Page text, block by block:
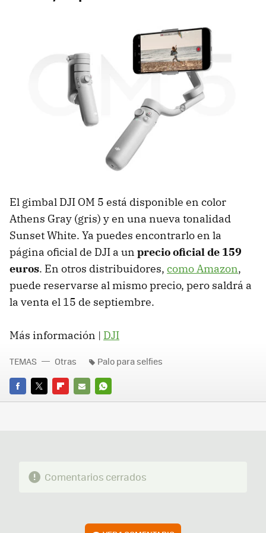
El gimbal DJI OM 5 está disponible en color
Athens Gray (gris) y en una nueva tonalidad
Sunset White. Ya puedes encontrarlo en la
página oficial de DJI a un precio oficial de 159
euros. En otros distribuidores, como Amazon,
puede reservarse al mismo precio, pero saldrá a
la venta el 15 de septiembre.
Más información | DJI
FACEBOOK
TWITTERFLIPBOARD
E-
WHATSAPP
TEMAS Otras Palo para selfies
Comentarios cerrados